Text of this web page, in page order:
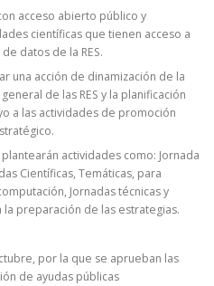
acceso abierto público y
científicas que tienen acceso a
datos de la RES.
una acción de dinamización de la
de las RES y la planificación
a las actividades de promoción
actividades como: Jornada
Científicas, Temáticas, para
Jornadas técnicas y
la preparación de las estrategias.
por la que se aprueban las
de ayudas públicas